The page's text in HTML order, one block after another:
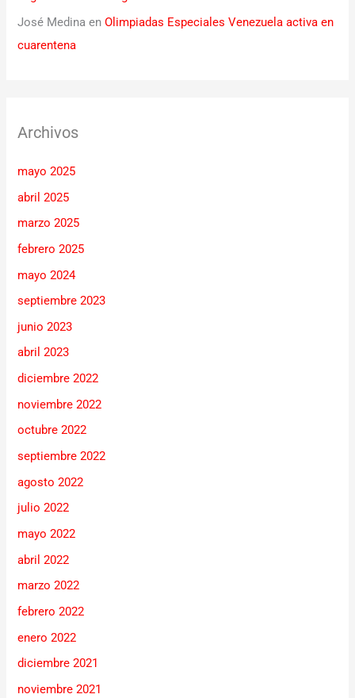
José Medina enOlimpiadas Especiales Venezuela activa en
cuarentena
Archivos
mayo 2025
abril 2025
marzo 2025
febrero 2025
mayo 2024
septiembre 2023
junio 2023
abril 2023
diciembre 2022
noviembre 2022
octubre 2022
septiembre 2022
agosto 2022
julio 2022
mayo 2022
abril 2022
marzo 2022
febrero 2022
enero 2022
diciembre 2021
noviembre 2021